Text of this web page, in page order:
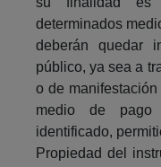
determinados
deberán quedar
público, ya sea a
o de
medio de pago
identificado,
Propiedad del